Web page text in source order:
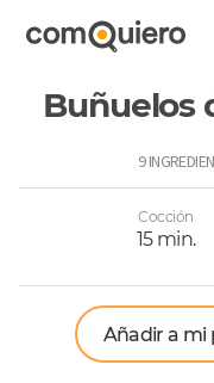
Buñuelos
9
Cocción
15 min.
Añadir a mi